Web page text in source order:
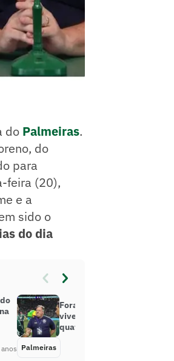
do Palmeiras.
do
para
feira (20),
e a
sido o
do dia
Fora, Barros? Diretor de
vive maior pressão por
quatro anos de Palmeiras
Palmeiras